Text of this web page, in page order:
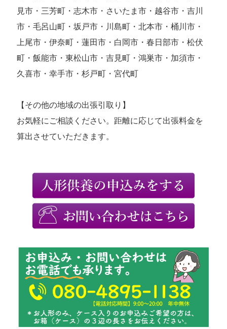
見市・三芳町・志木市・さいたま市・越谷市・吉川
市・毛呂山町・坂戸市・川島町・北本市・桶川市・
上尾市・伊奈町・蓮田市・白岡市・春日部市・松伏
町・飯能市・東松山市・吉見町・鴻巣市・加須市・
久喜市・幸手市・杉戸町・宮代町
【その他の地域の出張引取り】
お気軽にご相談ください。距離に応じて出張料金を
算出させていただきます。